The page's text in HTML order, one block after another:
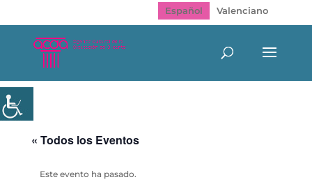
Español Valenciano
« Todos los Eventos
Este evento ha pasado.